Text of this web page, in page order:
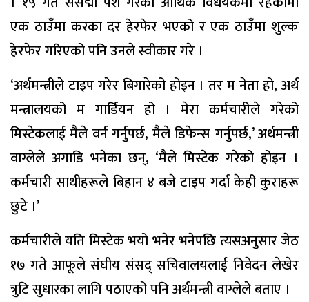
एक ठाउँमा करका दर हेरफेर भएको र एक ठाउँमा शुल्क
हेरफेर गरिएको पनि उनले स्वीकार गरे ।
‘अर्थमन्त्रीले टाइप गरेर बिगारेको होइन । तर म नेता हो, अर्थ
मन्त्रालयको म गार्डियन हो । मेरा कर्मचारीले गरेको
मिस्टेकलाई मैले वर्न गर्नुपर्छ, मैले डिफेन्स गर्नुपर्छ,’ अर्थमन्त्री
वाग्लेले अगाडि भनेका छन्, ‘मैले मिस्टेक गरेको होइन ।
कर्मचारी साथीहरूले बिहान ४ बजे टाइप गर्दा केही कुराहरू
छुटे ।’
कर्मचारीले यति मिस्टेक भयो भनेर भनेपछि त्यसअनुसार जेठ
१७ गते आफूले संघीय संसद् सचिवालयलाई निवेदन लेखेर
त्रुटि सुधारका लागि पठाएको पनि अर्थमन्त्री वाग्लेले बताए ।